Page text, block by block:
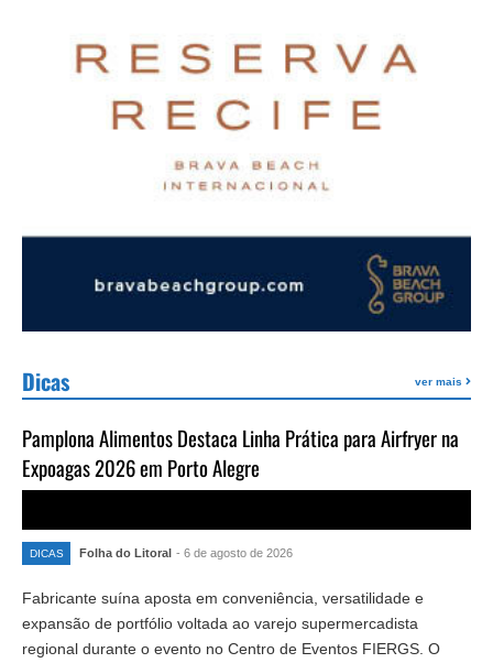
Dicas ver mais
Pamplona Alimentos Destaca Linha Prática para Airfryer na
Expoagas 2026 em Porto Alegre
DICAS Folha do Litoral - 6 de agosto de 2026
Fabricante suína aposta em conveniência, versatilidade e
expansão de portfólio voltada ao varejo supermercadista
regional durante o evento no Centro de Eventos FIERGS. O